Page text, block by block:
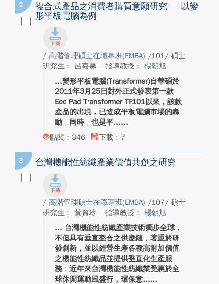
2
複合式產品之消費者購買意願研究 ─ 以變
形平板電腦為例
/ 高階管理碩士在職專班(EMBA) /101/ 碩士
研究生： 呂嘉馨
指導教授： 楊朝旭
變形平板電腦(Transformer)自華碩於
2011年3月25日對外正式發表第一款
Eee Pad Transformer TF101以來，該款
產品的出現，已造成平板電腦市場的轟
動，同時，也是平...
點閱：346
下載：7
3 台灣機能性紡織產業價值共創之研究
/ 高階管理碩士在職專班(EMBA) /107/ 碩士
研究生： 黃資玲
指導教授： 楊朝旭
台灣機能性紡織產業技術獨步全球，
不但具有垂直整合之供應鏈，著重於研
發創新，並以經營生產各種高附加價值
之機能性紡織品並提供垂直化生產服
務；近年來台灣機能性紡織業受惠於全
球休閒運動風盛行，環保意...